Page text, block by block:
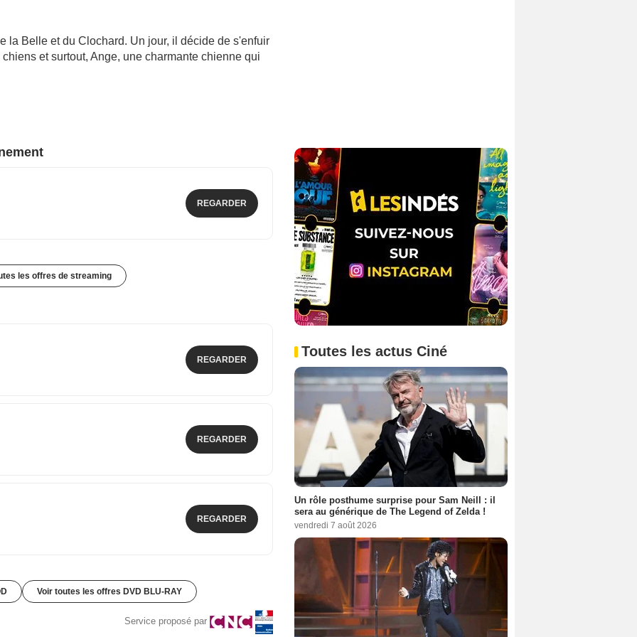
la Belle et du Clochard. Un jour, il décide de s'enfuir
et surtout, Ange, une charmante chienne qui
REGARDER
les offres de streaming
REGARDER
REGARDER
REGARDER
Voir toutes les offres DVD BLU-RAY
Service proposé par
Toutes les actus Ciné
Un rôle posthume surprise pour Sam Neill : il
sera au générique de The Legend of Zelda !
vendredi 7 août 2026